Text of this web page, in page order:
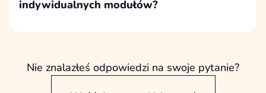
indywidualnych modułów?
potrzebnym do późniejszego utrzymania oraz
rozwoju.
Nie znalazłeś odpowiedzi na swoje pytanie?